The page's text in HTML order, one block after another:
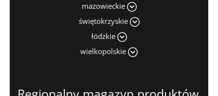
mazowieckie
świętokrzyskie
łódzkie
wielkopolskie